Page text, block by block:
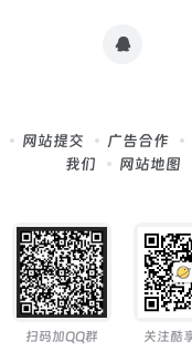
网站提交 广告合作
我们
网站地图
扫码加QQ群 关注酷